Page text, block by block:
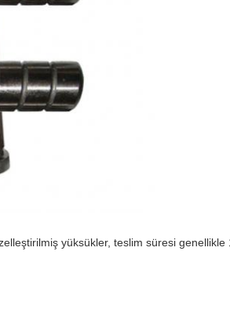
yüksükler, teslim süresi